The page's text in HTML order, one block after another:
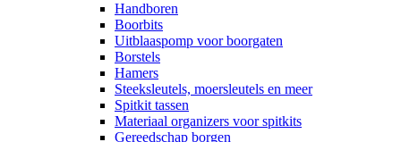
Handboren
Boorbits
Uitblaaspomp voor boorgaten
Borstels
Hamers
Steeksleutels, moersleutels en meer
Spitkit tassen
Materiaal organizers voor spitkits
Gereedschap borgen